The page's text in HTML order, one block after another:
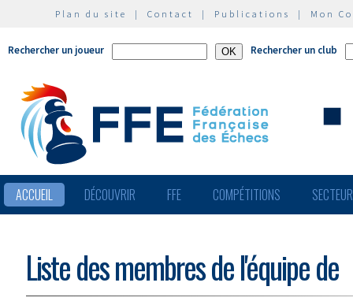
Plan du site | Contact | Publications | Mon
Rechercher un joueur Rechercher un club
ACCUEIL DÉCOUVRIR FFE COMPÉTITIONS
Liste des membres de l'équipe de